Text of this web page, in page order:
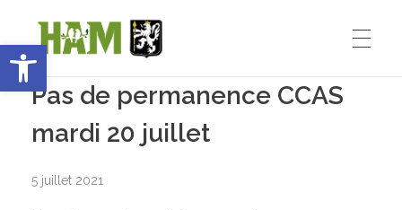
Ouvrir la barre d’outils
Ham-sous-Varsberg
Bienvenue sur le site de la commune de Ham-sous-Varsberg
ACCUEIL
VIE MUNICIPALE
Pas de permanence CCAS
mardi 20 juillet
5 juillet 2021